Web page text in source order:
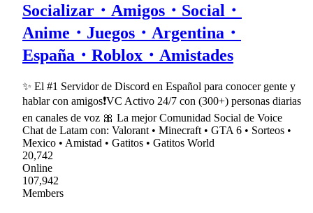
Socializar・Amigos・Social・
Anime・Juegos・Argentina・
España・Roblox・Amistades
✨ El #1 Servidor de Discord en Español para conocer gente y
hablar con amigos❗VC Activo 24/7 con (300+) personas diarias
en canales de voz 🎀 La mejor Comunidad Social de Voice
Chat de Latam con: Valorant • Minecraft • GTA 6 • Sorteos •
Mexico • Amistad • Gatitos • Gatitos World
20,742
Online
107,942
Members